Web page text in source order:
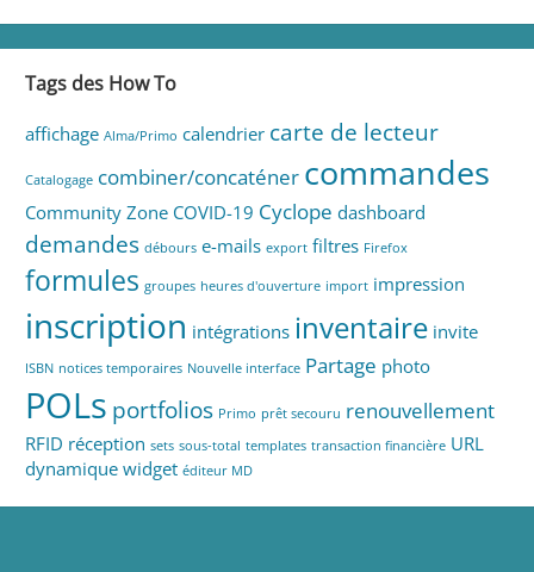
Tags des How To
affichage Alma/Primo calendrier carte de lecteur
Catalogage combiner/concaténer commandes
Community Zone COVID-19 Cyclope dashboard
demandes débours e-mails export filtres Firefox
formules groupes heures d'ouverture import impression
inscription intégrations inventaire invite
ISBN notices temporaires Nouvelle interface Partage photo
POLs portfolios Primo prêt secouru renouvellement
RFID réception sets sous-total templates transaction financière URL
dynamique widget éditeur MD